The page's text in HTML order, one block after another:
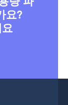
요?